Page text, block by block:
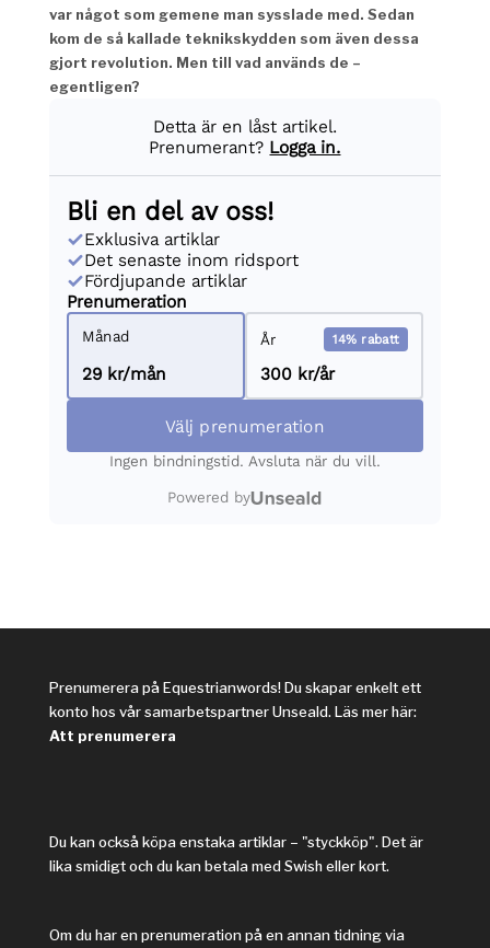
var något som gemene man sysslade med. Sedan
kom de så kallade teknikskydden som även dessa
gjort revolution. Men till vad används de –
egentligen?
Prenumerera på Equestrianwords! Du skapar enkelt ett
konto hos vår samarbetspartner Unseald. Läs mer här:
Att prenumerera
Du kan också köpa enstaka artiklar – "styckköp". Det är
lika smidigt och du kan betala med Swish eller kort.
Om du har en prenumeration på en annan tidning via